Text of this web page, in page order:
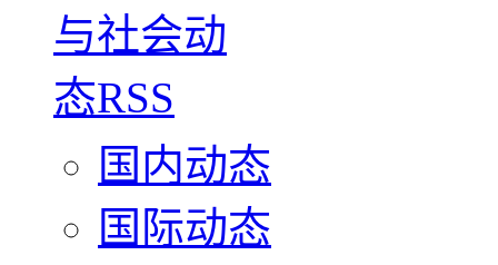
国内动态
国际动态